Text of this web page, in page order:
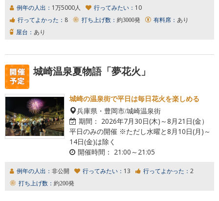
例年の人出： 1万5000人 行ってみたい： 10
行ってよかった： 8 打ち上げ数： 約3000発 有料席： あり
屋台： あり
城崎温泉夏物語「夢花火」
城崎の温泉街で平日は毎日花火を楽しめる
兵庫県・豊岡市/城崎温泉街
期間： 2026年7月30日(木)～8月21日(金）
平日のみの開催 ※ただし水曜と8月10日(月)～
14日(金)は除く
開催時間： 21:00～21:05
例年の人出： 非公開 行ってみたい： 13 行ってよかった： 2
打ち上げ数： 約200発